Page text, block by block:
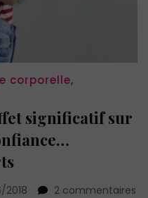
corporelle,
significatif sur
2 commentaires